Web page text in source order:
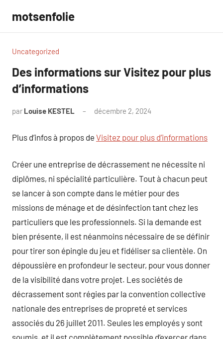
contenu
motsenfolie
Uncategorized
Des informations sur Visitez pour plus
d’informations
par Louise KESTEL décembre 2, 2024
Plus d’infos à propos de Visitez pour plus d’informations
Créer une entreprise de décrassement ne nécessite ni
diplômes, ni spécialité particulière. Tout à chacun peut
se lancer à son compte dans le métier pour des
missions de ménage et de désinfection tant chez les
particuliers que les professionnels. Si la demande est
bien présente, il est néanmoins nécessaire de se définir
pour tirer son épingle du jeu et fidéliser sa clientèle. On
dépoussière en profondeur le secteur, pour vous donner
de la visibilité dans votre projet. Les sociétés de
décrassement sont régies par la convention collective
nationale des entreprises de propreté et services
associés du 26 juillet 2011. Seules les employés y sont
soumis, et il est complètement possible d’exercer dans